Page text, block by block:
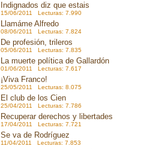
Indignados diz que estais
15/06/2011 Lecturas: 7.990
Llamáme Alfredo
08/06/2011 Lecturas: 7.824
De profesión, trileros
05/06/2011 Lecturas: 7.835
La muerte política de Gallardón
01/06/2011 Lecturas: 7.617
¡Viva Franco!
25/05/2011 Lecturas: 8.075
El club de los Cien
25/04/2011 Lecturas: 7.786
Recuperar derechos y libertades
17/04/2011 Lecturas: 7.721
Se va de Rodríguez
11/04/2011 Lecturas: 7.853